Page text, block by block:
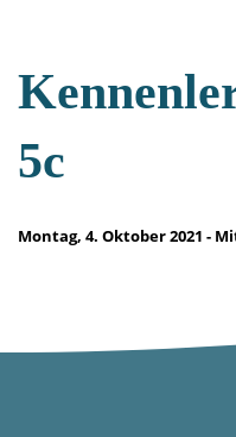
5c
Montag, 4. Oktober 2021 -